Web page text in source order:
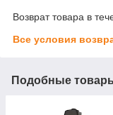
Возврат товара в
Все условия
Подобные